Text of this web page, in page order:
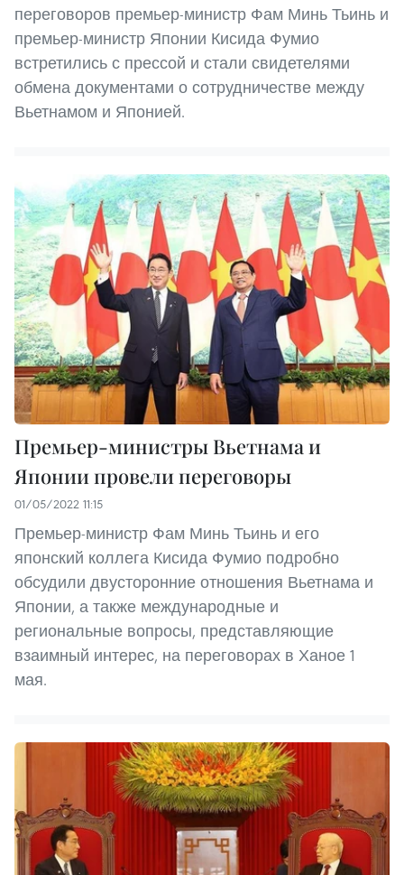
переговоров премьер-министр Фам Минь Тьинь и
премьер-министр Японии Кисида Фумио
встретились с прессой и стали свидетелями
обмена документами о сотрудничестве между
Вьетнамом и Японией.
Премьер-министры Вьетнама и
Японии провели переговоры
01/05/2022 11:15
Премьер-министр Фам Минь Тьинь и его
японский коллега Кисида Фумио подробно
обсудили двусторонние отношения Вьетнама и
Японии, а также международные и
региональные вопросы, представляющие
взаимный интерес, на переговорах в Ханое 1
мая.